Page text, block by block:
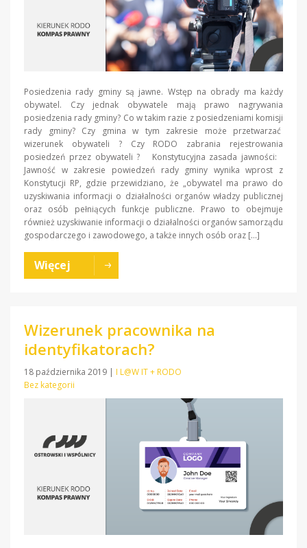
Posiedzenia rady gminy są jawne. Wstęp na obrady ma każdy
obywatel. Czy jednak obywatele mają prawo nagrywania
posiedzenia rady gminy? Co w takim razie z posiedzeniami komisji
rady gminy? Czy gmina w tym zakresie może przetwarzać
wizerunek obywateli ? Czy RODO zabrania rejestrowania
posiedzeń przez obywateli ? Konstytucyjna zasada jawności:
Jawność w zakresie powiedzeń rady gminy wynika wprost z
Konstytucji RP, gdzie przewidziano, że „obywatel ma prawo do
uzyskiwania informacji o działalności organów władzy publicznej
oraz osób pełniących funkcje publiczne. Prawo to obejmuje
również uzyskiwanie informacji o działalności organów samorządu
gospodarczego i zawodowego, a także innych osób oraz […]
Więcej
Wizerunek pracownika na
identyfikatorach?
18 października 2019 | I L@W IT + RODO
Bez kategorii